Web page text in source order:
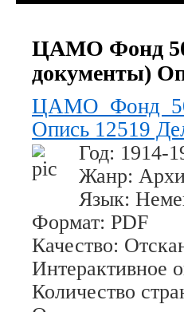
ЦАМО Фонд
документы)
ЦАМО Фонд
Опись 12519
Год: 1914-
Жанр:
Язык:
Формат: PDF
Качество:
Интерактивное
Количество